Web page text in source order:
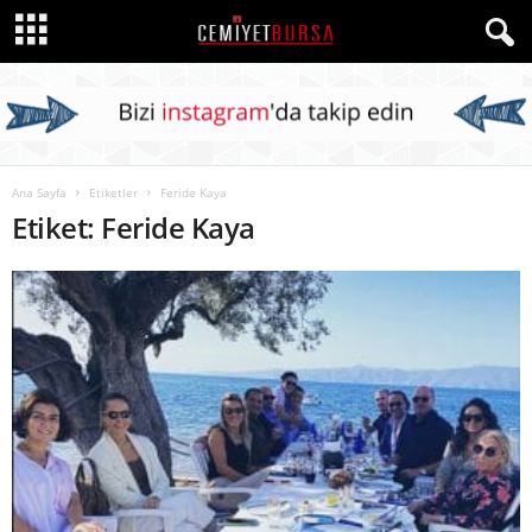
Ana Sayfa Etiketler Feride Kaya
Etiket: Feride Kaya